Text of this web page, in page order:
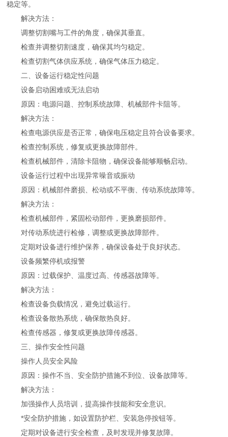
稳定等。
解决方法：
调整切割嘴与工件的角度，确保其垂直。
检查并调整切割速度，确保其均匀稳定。
检查切割气体供应系统，确保气体压力稳定。
二、设备运行稳定性问题
设备启动困难或无法启动
原因：电源问题、控制系统故障、机械部件卡阻等。
解决方法：
检查电源供应是否正常，确保电压稳定且符合设备要求。
检查控制系统，修复或更换故障部件。
检查机械部件，清除卡阻物，确保设备能够顺畅启动。
设备运行过程中出现异常噪音或振动
原因：机械部件磨损、松动或不平衡、传动系统故障等。
解决方法：
检查机械部件，紧固松动部件，更换磨损部件。
对传动系统进行检修，调整或更换故障部件。
定期对设备进行维护保养，确保设备处于良好状态。
设备频繁停机或报警
原因：过载保护、温度过高、传感器故障等。
解决方法：
检查设备负载情况，避免过载运行。
检查设备散热系统，确保散热良好。
检查传感器，修复或更换故障传感器。
三、操作安全性问题
操作人员安全风险
原因：操作不当、安全防护措施不到位、设备故障等。
解决方法：
加强操作人员培训，提高操作技能和安全意识。
*安全防护措施，如设置防护栏、安装急停按钮等。
定期对设备进行安全检查，及时发现并修复故障。